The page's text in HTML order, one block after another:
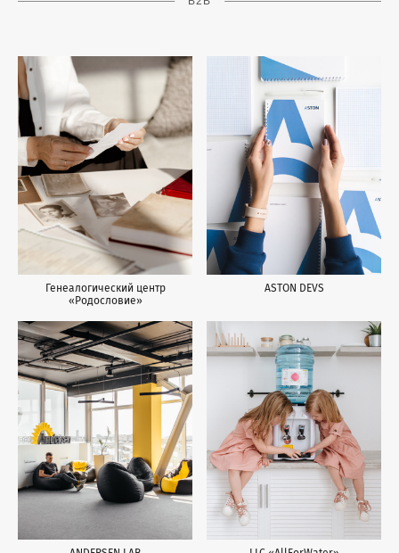
Генеалогический центр
«Родословие»
ASTON DEVS